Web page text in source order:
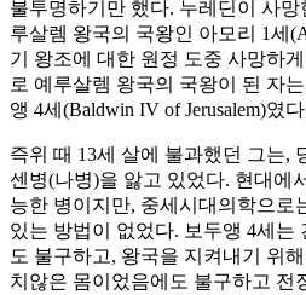
불투명하기만 했다. 누레딘이 사망
루살렘 왕국의 국왕인 아모리 1세
기 왕조에 대한 원정 도중 사망하
로 예루살렘 왕국의 국왕이 된 자
앵 4세(Baldwin IV of Jerusalem)였
즉위 때 13세 살에 불과했던 그는,
센병(나병)을 앓고 있었다. 현대에
능한 병이지만, 중세시대의학으로
있는 방법이 없었다. 보두앵 4세는
도 불구하고, 왕국을 지켜내기 위
치않은 몸이었음에도 불구하고 전